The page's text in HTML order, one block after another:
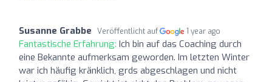
Susanne Grabbe Veröffentlicht auf 1 year ago
Fantastische Erfahrung: Ich bin auf das Coaching durch
eine Bekannte aufmerksam geworden. Im letzten Winter
war ich häufig kränklich, grds abgeschlagen und nicht